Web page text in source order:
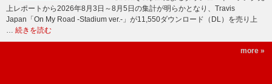
上レポートから2026年8月3日～8月5日の集計が明らかとなり、Travis
Japan「On My Road -Stadium ver.-」が11,550ダウンロード（DL）を売り上
… 続きを読む
more »